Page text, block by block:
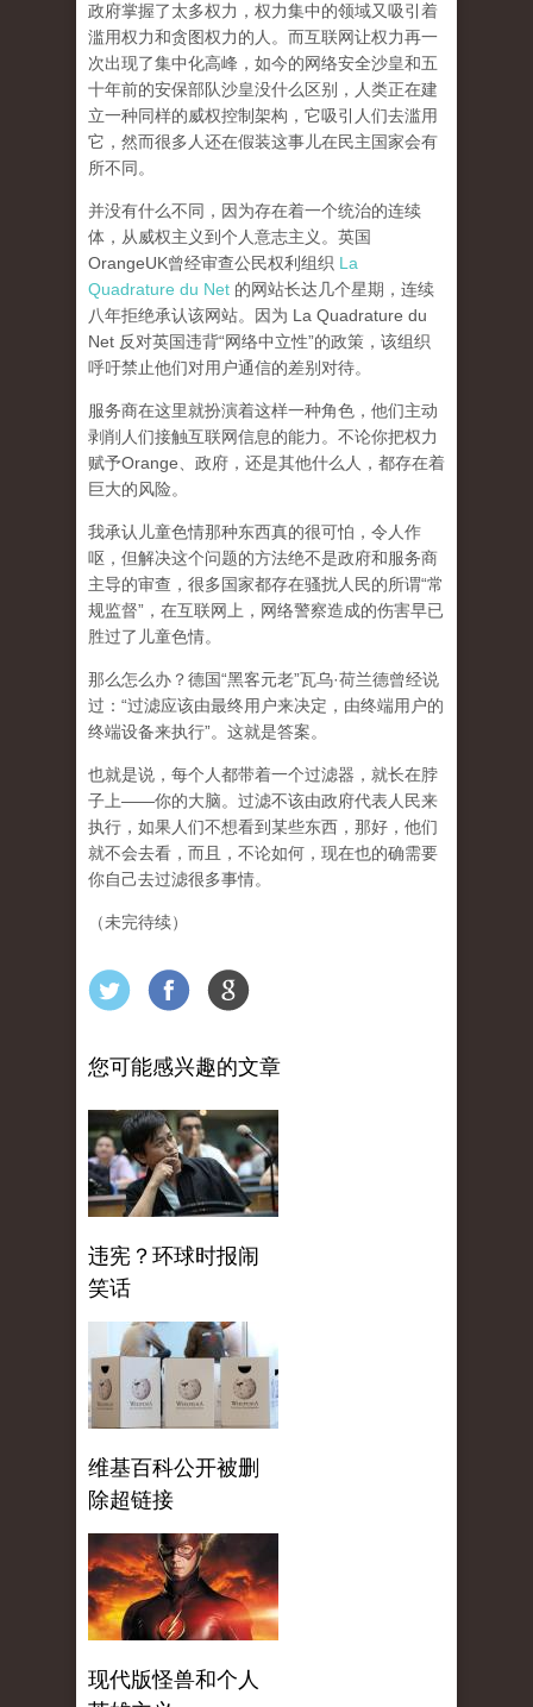
政府掌握了太多权力，权力集中的领域又吸引着
滥用权力和贪图权力的人。而互联网让权力再一
次出现了集中化高峰， 如今的网络安全沙皇和五
十年前的安保部队沙皇没什么区别，人类正在建
立一种同样的威权控制架构，它吸引人们去滥用
它，然而很多人还在假装这事儿在民主国家会有
所不同。
并没有什么不同，因为存在着一个统治的连续
体，从威权主义到个人意志主义。英国
OrangeUK曾经审查公民权利组织 La
Quadrature du Net 的网站长达几个星期，连续
八年拒绝承认该网站。因为 La Quadrature du
Net 反对英国违背“网络中立性”的政策，该组织
呼吁禁止他们对用户通信的差别对待。
服务商在这里就扮演着这样一种角色，他们主动
剥削人们接触互联网信息的能力。不论你把权力
赋予Orange、政府，还是其他什么人，都存在着
巨大的风险。
我承认儿童色情那种东西真的很可怕，令人作
呕，但解决这个问题的方法绝不是政府和服务商
主导的审查，很多国家都存在骚扰人民的所谓“常
规监督”，在互联网上，网络警察造成的伤害早已
胜过了儿童色情。
那么怎么办？德国“黑客元老”瓦乌·荷兰德曾经说
过：“过滤应该由最终用户来决定，由终端用户的
终端设备来执行”。这就是答案。
也就是说，每个人都带着一个过滤器，就长在脖
子上——你的大脑。过滤不该由政府代表人民来
执行，如果人们不想看到某些东西，那好，他们
就不会去看，而且，不论如何，现在也的确需要
你自己去过滤很多事情。
（未完待续）
您可能感兴趣的文章
违宪？环球时报闹
笑话
维基百科公开被删
除超链接
现代版怪兽和个人